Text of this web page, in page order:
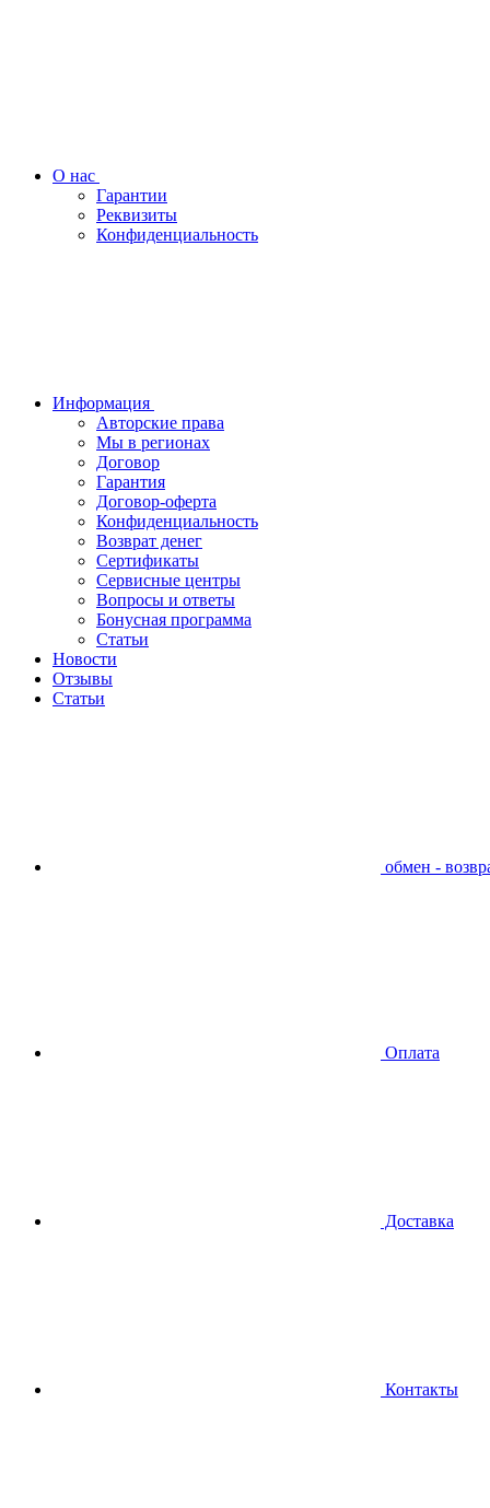
О нас
Гарантии
Реквизиты
Конфиденциальность
Информация
Авторские права
Мы в регионах
Договор
Гарантия
Договор-оферта
Конфиденциальность
Возврат денег
Сертификаты
Сервисные центры
Вопросы и ответы
Бонусная программа
Статьи
Новости
Отзывы
Статьи
обмен -
Оплата
Доставка
Контакты